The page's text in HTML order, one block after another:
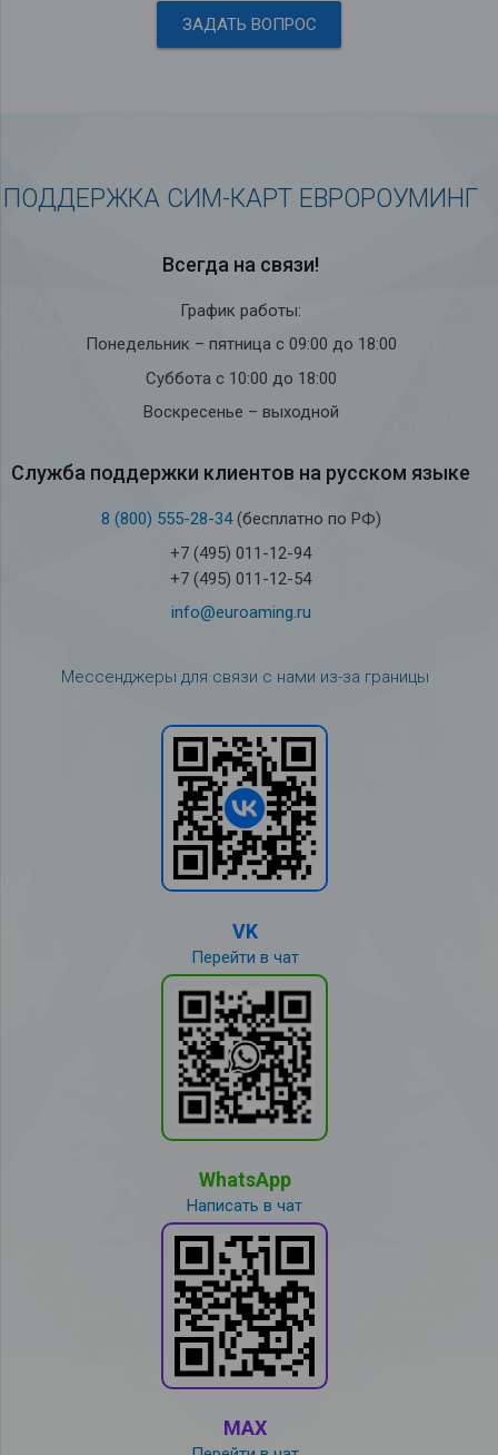
ЗАДАТЬ ВОПРОС
ПОДДЕРЖКА СИМ-КАРТ ЕВРОРОУМИНГ
Всегда на связи!
График работы:
Понедельник – пятница с 09:00 до 18:00
Суббота с 10:00 до 18:00
Воскресенье – выходной
Служба под­держки кли­ен­тов на рус­ском языке
8 (800) 555-28-34(бесплатно по РФ)
+7 (495) 011-12-94
+7 (495) 011-12-54
info@euroaming.ru
Мессенджеры для связи с нами из-за границы
VK
Перейти в чат
WhatsApp
Написать в чат
MAX